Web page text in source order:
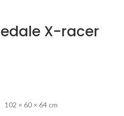
X-racer
102 × 60 × 64 cm